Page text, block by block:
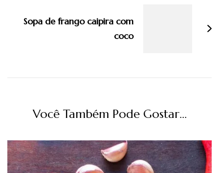
Sopa de frango caipira com
coco
Você Também Pode Gostar...